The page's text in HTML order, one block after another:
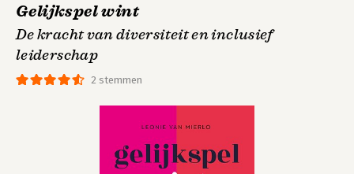
2 stemmen
Gelijkspel wint
De kracht van diversiteit en inclusief
leiderschap